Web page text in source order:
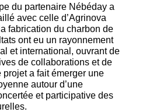
du partenaire Nébéday a
avec celle d’Agrinova
fabrication du charbon de
ont eu un rayonnement
et international, ouvrant de
de collaborations et de
projet a fait émerger une
autour d’une
et participative des